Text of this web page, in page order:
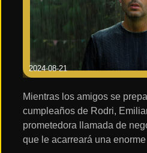
2024-08-21
Mientras los amigos se
cumpleaños de Rodri,
prometedora llamada de
que le acarreará una